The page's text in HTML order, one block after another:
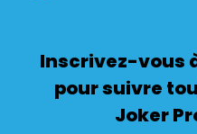
Inscrivez-vous
pour suivre
Joker